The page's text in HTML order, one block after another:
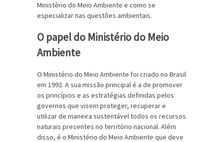
Ministério do Meio Ambiente e como se
especializar nas questões ambientais.
O papel do Ministério do Meio
Ambiente
O Ministério do Meio Ambiente foi criado no Brasil
em 1992. A sua missão principal é a de promover
os princípios e as estratégias definidas pelos
governos que visem proteger, recuperar e
utilizar de maneira sustentável todos os recursos
naturais presentes no território nacional. Além
disso, é o Ministério do Meio Ambiente que deve